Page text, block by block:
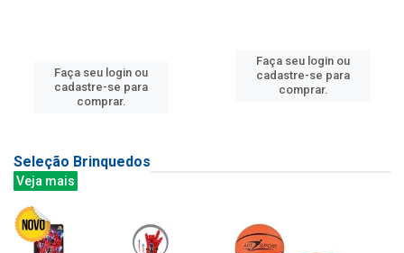
Faça seu login ou
cadastre-se para
comprar.
Faça seu login ou
cadastre-se para
comprar.
Seleção Brinquedos
Veja mais